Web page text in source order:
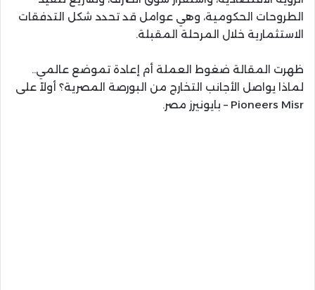
الطروحات الحكومية، وهي عوامل قد تحدد شكل التدفقات
الاستثمارية خلال المرحلة المقبلة.
ظهرت المقالة ضغوط العملة أم إعادة تموضع عالمي..
لماذا يواصل الأجانب التخارج من البورصة المصرية؟ أولاً على
Pioneers Misr – بايونيرز مصر.